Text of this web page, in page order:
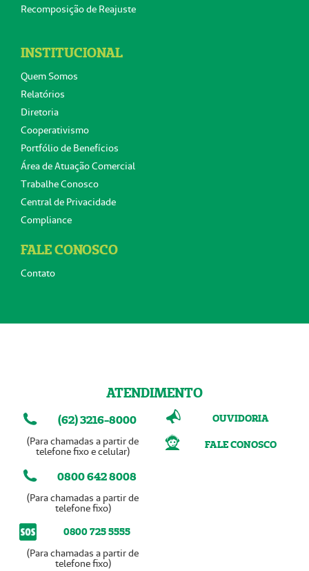
Recomposição de Reajuste
INSTITUCIONAL
Quem Somos
Relatórios
Diretoria
Cooperativismo
Portfólio de Benefícios
Área de Atuação Comercial
Trabalhe Conosco
Central de Privacidade
Compliance
FALE CONOSCO
Contato
ATENDIMENTO
(62) 3216-8000
(Para chamadas a partir de
telefone fixo e celular)
0800 642 8008
(Para chamadas a partir de
telefone fixo)
0800 725 5555
(Para chamadas a partir de
telefone fixo)
OUVIDORIA
FALE CONOSCO